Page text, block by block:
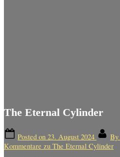
The Eternal Cylinder
Posted on 23. August 2024 By
Kommentare zu The Eternal Cylinder